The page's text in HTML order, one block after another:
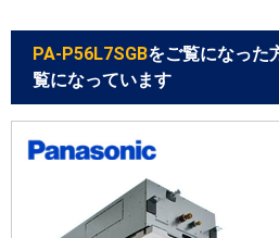
PA-P56L7SGBをご覧になった
覧になっています